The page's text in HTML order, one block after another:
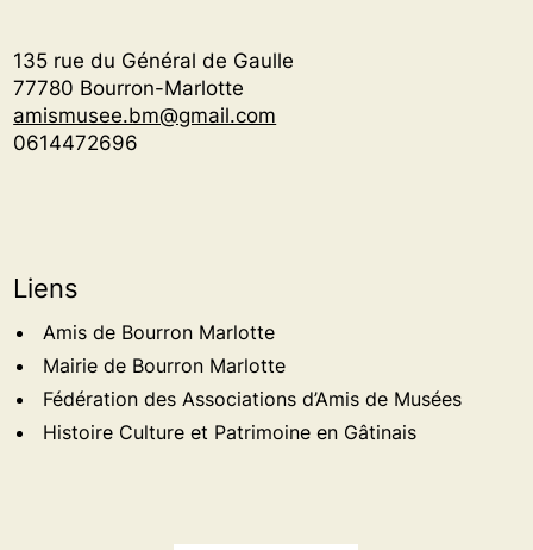
135 rue du Général de Gaulle
77780 Bourron-Marlotte
amismusee.bm@gmail.com
0614472696
Liens
Amis de Bourron Marlotte
Mairie de Bourron Marlotte
Fédération des Associations d’Amis de Musées
Histoire Culture et Patrimoine en Gâtinais